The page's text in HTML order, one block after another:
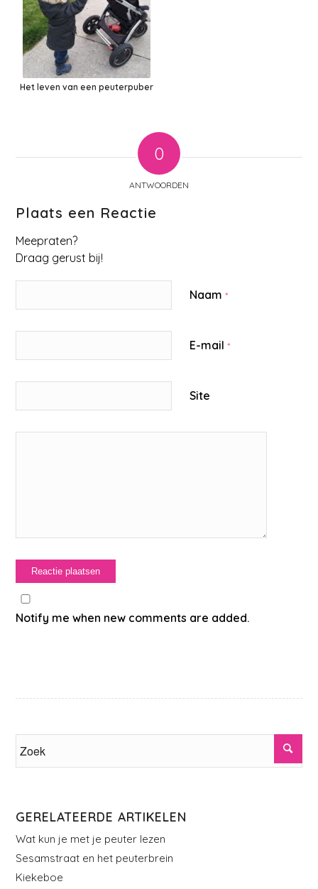
Het leven van een peuterpuber
0
ANTWOORDEN
Plaats een Reactie
Meepraten?
Draag gerust bij!
Naam*
E-mail*
Site
Notify me when new comments are added.
GERELATEERDE ARTIKELEN
Wat kun je met je peuter lezen
Sesamstraat en het peuterbrein
Kiekeboe